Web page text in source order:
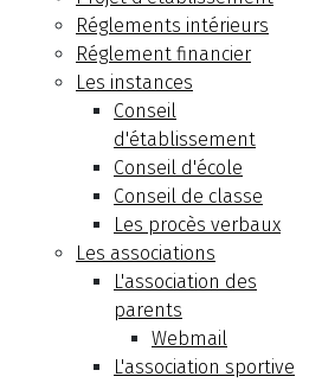
Réglements intérieurs
Réglement financier
Les instances
Conseil
d'établissement
Conseil d'école
Conseil de classe
Les procès verbaux
Les associations
L'association des
parents
Webmail
L'association sportive